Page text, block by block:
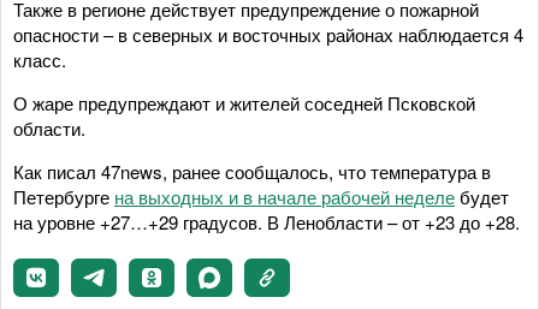
Также в регионе действует предупреждение о пожарной
опасности – в северных и восточных районах наблюдается 4
класс.
О жаре предупреждают и жителей соседней Псковской
области.
Как писал 47news, ранее сообщалось, что температура в
Петербурге на выходных и в начале рабочей неделебудет
на уровне +27…+29 градусов. В Ленобласти – от +23 до +28.